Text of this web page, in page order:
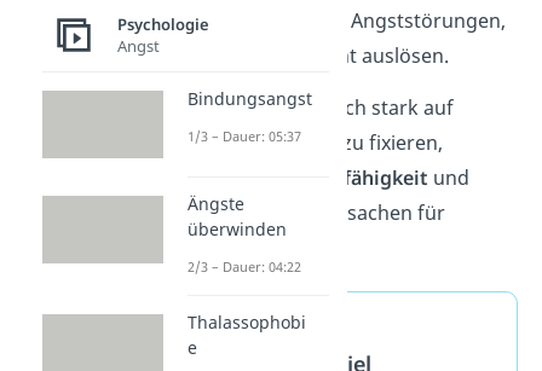
Depression oder Angststörungen,
die Realitätsflucht auslösen.
Auch die Neigung, sich stark auf
bestimmte Themen zu fixieren,
mangelnde Kontaktfähigkeit und
Konfliktekönnen Ursachen für
Eskapismus
Verhaltensbeispiel
Psychologie
Angst
Bindungsangst
1/3 – Dauer: 05:37
Ängste
überwinden
2/3 – Dauer: 04:22
Thalassophobi
e